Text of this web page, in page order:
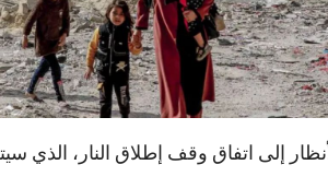
إلى اتفاق وقف إطلاق النار، الذي